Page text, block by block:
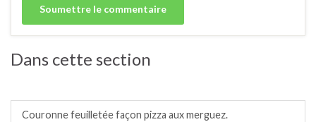
Dans cette section
Couronne feuilletée façon pizza aux merguez.